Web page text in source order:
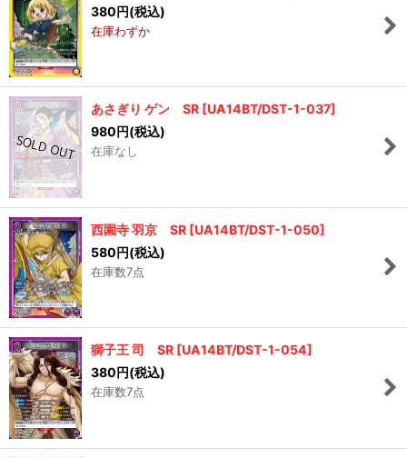
380円(税込)
在庫わずか
あさぎり ゲン SR [UA14BT/DST-1-037]
980円(税込)
在庫なし
西園寺 羽京 SR [UA14BT/DST-1-050]
580円(税込)
在庫数7点
獅子王 司 SR [UA14BT/DST-1-054]
380円(税込)
在庫数7点